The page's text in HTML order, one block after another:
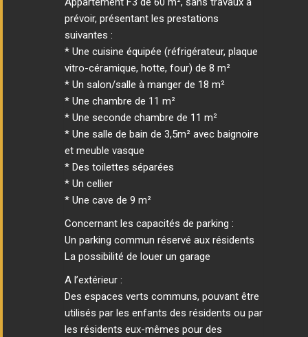
prévoir, présentant les prestations
suivantes :
* Une cuisine équipée (réfrigérateur, plaque
vitro-céramique, hotte, four) de 8 m²
* Un salon/salle à manger de 18 m²
* Une chambre de 11 m²
* Une seconde chambre de 11 m²
* Une salle de bain de 3,5m² avec baignoire
et meuble vasque
* Des toilettes séparées
* Un cellier
* Une cave de 9 m²
Concernant les capacités de parking :
Un parking commun réservé aux résidents
La possibilité de louer un garage
A l’extérieur :
Des espaces verts communs, pouvant être
utilisés par les enfants des résidents ou par
les résidents eux-mêmes pour des